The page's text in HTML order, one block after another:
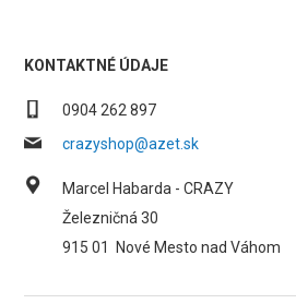
KONTAKTNÉ ÚDAJE
0904 262 897
crazyshop@azet.sk
Marcel Habarda - CRAZY
Železničná 30
915 01
Nové Mesto nad Váhom